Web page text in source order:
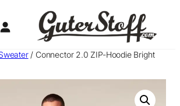
/ Connector 2.0 ZIP-Hoodie Bright